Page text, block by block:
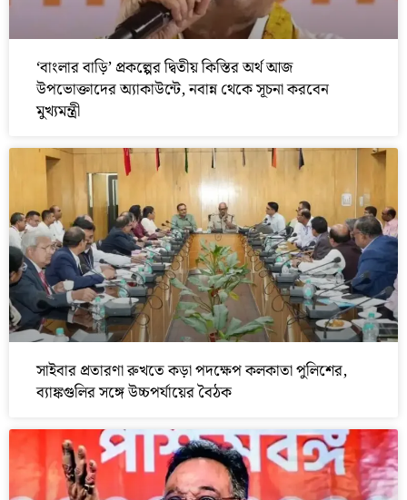
‘বাংলার বাড়ি’ প্রকল্পের দ্বিতীয় কিস্তির অর্থ আজ
উপভোক্তাদের অ্যাকাউন্টে, নবান্ন থেকে সূচনা করবেন
মুখ্যমন্ত্রী
সাইবার প্রতারণা রুখতে কড়া পদক্ষেপ কলকাতা পুলিশের,
ব্যাঙ্কগুলির সঙ্গে উচ্চপর্যায়ের বৈঠক